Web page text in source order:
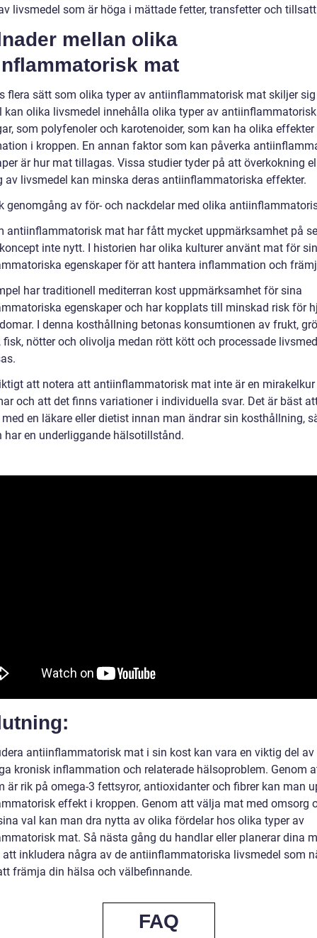
livsmedel som är höga i mättade fetter, transfetter och
mellan olika
mat
flera sätt som olika typer av antiinflammatorisk mat skiljer
kan olika livsmedel innehålla olika typer av
som polyfenoler och karotenoider, som kan ha olika effekter
i kroppen. En annan faktor som kan påverka
är hur mat tillagas. Vissa studier tyder på att överkokning
av livsmedel kan minska deras antiinflammatoriska effekter.
genomgång av för- och nackdelar med olika
antiinflammatorisk mat har fått mycket uppmärksamhet på
inte nytt. I historien har olika kulturer använt mat för
egenskaper för att hantera inflammation och
har traditionell mediterran kost uppmärksamhet för sina
egenskaper och har kopplats till minskad risk för
I denna kosthållning betonas konsumtionen av frukt,
fisk, nötter och olivolja medan rött kött och processade
att notera att antiinflammatorisk mat inte är en
och att det finns variationer i individuella svar. Det är bäst
en läkare eller dietist innan man ändrar sin kosthållning,
har en underliggande hälsotillstånd.
antiinflammatorisk mat i sin kost kan vara en viktig del av
kronisk inflammation och relaterade hälsoproblem. Genom
är rik på omega-3 fettsyror, antioxidanter och fibrer kan man
effekt i kroppen. Genom att välja mat med omsorg
val kan man dra nytta av olika fördelar hos olika typer av
mat. Så nästa gång du handlar eller planerar dina
att inkludera några av de antiinflammatoriska livsmedel som
främja din hälsa och välbefinnande.
FAQ